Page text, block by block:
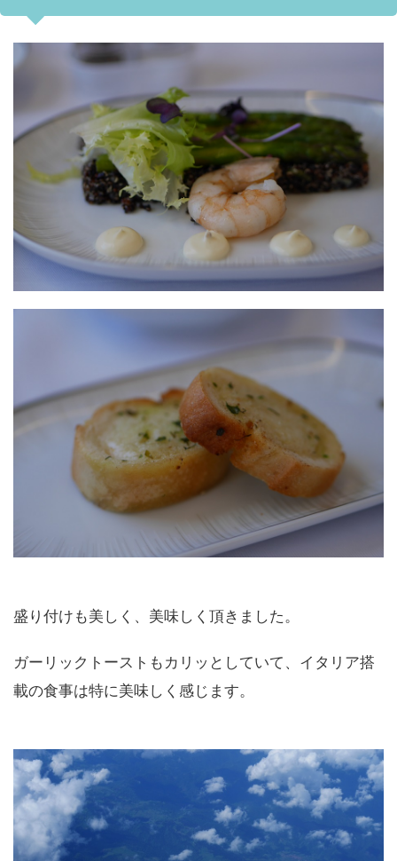
盛り付けも美しく、美味しく頂きました。
ガーリックトーストもカリッとしていて、イタリア搭
載の食事は特に美味しく感じます。